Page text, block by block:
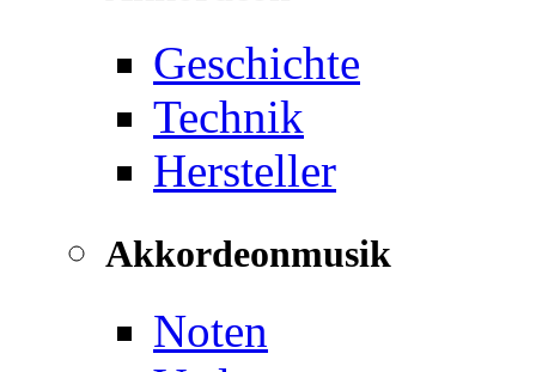
Geschichte
Technik
Hersteller
Akkordeonmusik
Noten